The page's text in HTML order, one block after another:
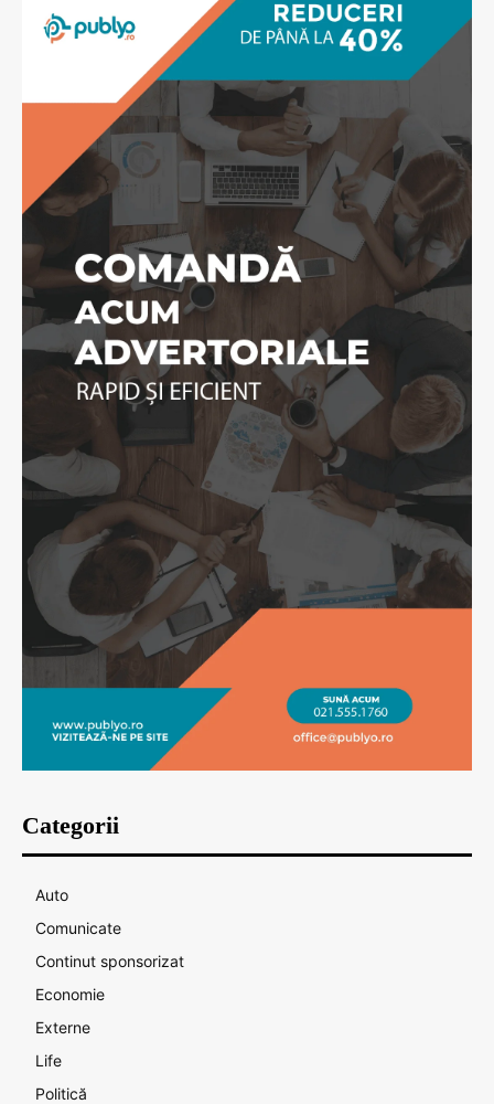
Categorii
Auto
Comunicate
Continut sponsorizat
Economie
Externe
Life
Politică